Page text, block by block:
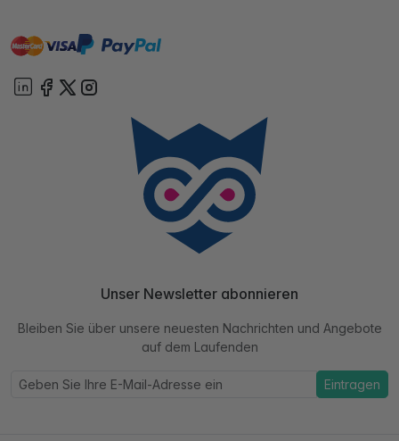
mastervisa paypal
Unser Newsletter abonnieren
Bleiben Sie über unsere neuesten Nachrichten und Angebote
auf dem Laufenden
Eintragen